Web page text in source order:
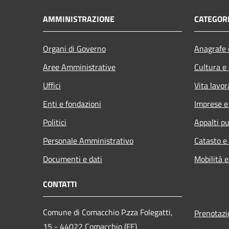
AMMINISTRAZIONE
Organi di Governo
Aree Amministrative
Uffici
Enti e fondazioni
Politici
Personale Amministrativo
Documenti e dati
Cultura
Vita
Imprese
Appalti
Catasto
Mobilità
CONTATTI
Comune di Comacchio P.zza Folegatti,
15 - 44022 Comacchio (FE)